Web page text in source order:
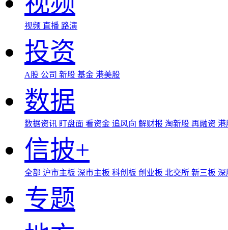
视频 直播 路演
投资
A股 公司 新股 基金 港美股
数据
数据资讯 盯盘面 看资金 追风向 解财报 淘新股 再融资
信披+
全部 沪市主板 深市主板 科创板 创业板 北交所 新三板
专题